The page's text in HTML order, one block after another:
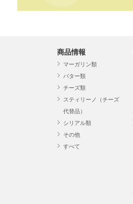
商品情報
マーガリン類
バター類
チーズ類
スティリーノ（チーズ
代替品）
シリアル類
その他
すべて